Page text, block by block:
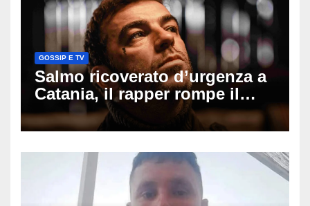
GOSSIP E TV
Salmo ricoverato d’urgenza a
Catania, il rapper rompe il
silenzio dopo la notte in
ospedale: come sta e cosa